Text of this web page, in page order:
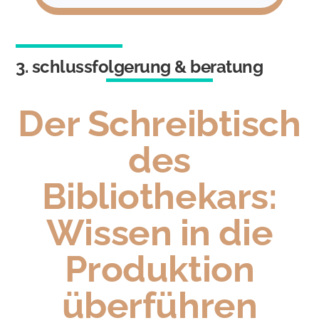
3. schlussfolgerung & beratung
Der Schreibtisch
des
Bibliothekars:
Wissen in die
Produktion
überführen